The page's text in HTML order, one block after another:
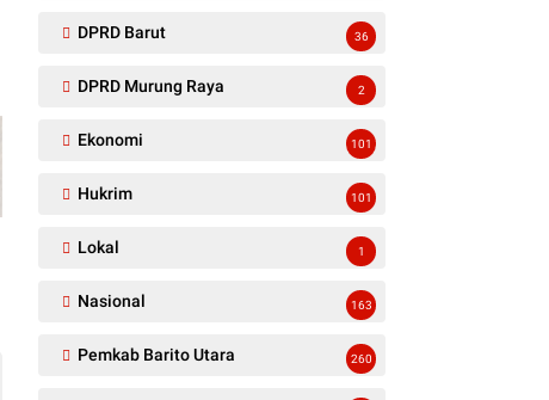
DPRD Barut 36
DPRD Murung Raya 2
Ekonomi 101
Hukrim 101
Lokal 1
Nasional 163
Pemkab Barito Utara 260